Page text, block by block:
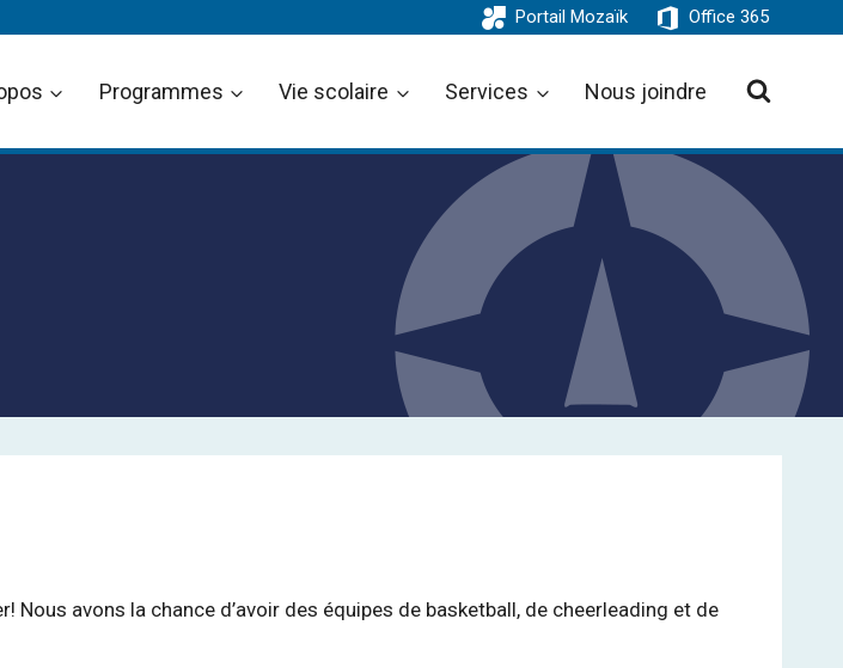
Portail Mozaïk Office 365
Programmes Vie scolaire Services Nous joindre
Nous avons la chance d’avoir des équipes de basketball, de cheerleading et de